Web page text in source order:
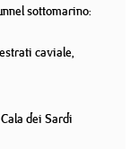
sottomarino:
caviale,
dei Sardi